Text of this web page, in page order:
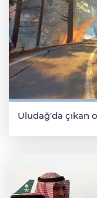
Uludağ'da çıkan